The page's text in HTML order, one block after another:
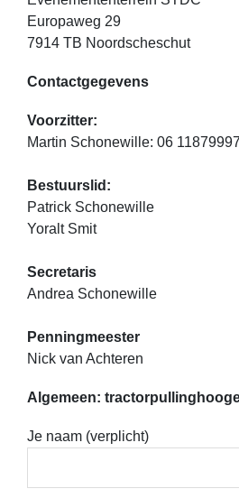
Europaweg 29
7914 TB Noordscheschut
Contactgegevens
Voorzitter:
Martin Schonewille: 06 11879997
Bestuurslid:
Patrick Schonewille
Yoralt Smit
Secretaris
Andrea Schonewille
Penningmeester
Nick van Achteren
Algemeen:
Je naam (verplicht)